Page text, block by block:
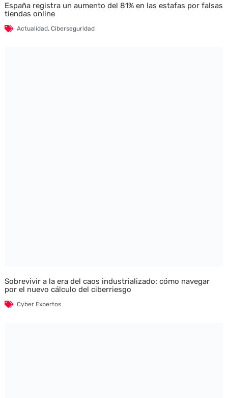
España registra un aumento del 81% en las estafas por falsas
tiendas online
Actualidad, Ciberseguridad
Sobrevivir a la era del caos industrializado: cómo navegar
por el nuevo cálculo del ciberriesgo
Cyber Expertos